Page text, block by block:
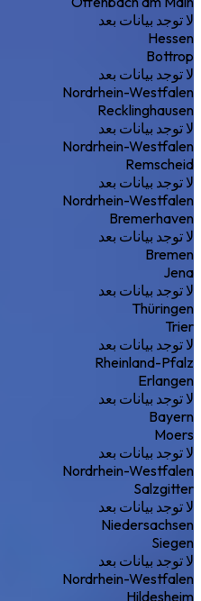
لا توجد بيانات بعد
Hessen
Bottrop
لا توجد بيانات بعد
Nordrhein-Westfalen
Recklinghausen
لا توجد بيانات بعد
Nordrhein-Westfalen
Remscheid
لا توجد بيانات بعد
Nordrhein-Westfalen
Bremerhaven
لا توجد بيانات بعد
Bremen
Jena
لا توجد بيانات بعد
Thüringen
Trier
لا توجد بيانات بعد
Rheinland-Pfalz
Erlangen
لا توجد بيانات بعد
Bayern
Moers
لا توجد بيانات بعد
Nordrhein-Westfalen
Salzgitter
لا توجد بيانات بعد
Niedersachsen
Siegen
لا توجد بيانات بعد
Nordrhein-Westfalen
Hildesheim